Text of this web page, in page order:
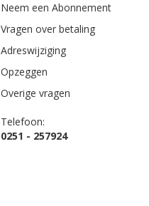
Neem een Abonnement
Vragen over betaling
Adreswijziging
Opzeggen
Overige vragen
Telefoon:
0251 - 257924